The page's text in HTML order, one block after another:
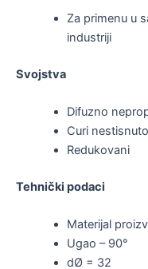
Za primenu u
industriji
Svojstva
Difuzno
Curi nestisnuto
Redukovani
Tehnički podaci
Materijal
Ugao – 90°
dØ = 32